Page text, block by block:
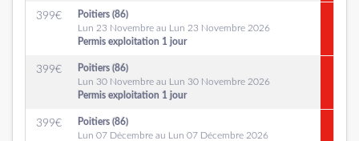
399€
Poitiers (86)
Lun 23 Novembre au Lun 23 Novembre 2026
Permis exploitation 1 jour
399€
Poitiers (86)
Lun 30 Novembre au Lun 30 Novembre 2026
Permis exploitation 1 jour
399€
Poitiers (86)
Lun 07 Décembre au Lun 07 Décembre 2026